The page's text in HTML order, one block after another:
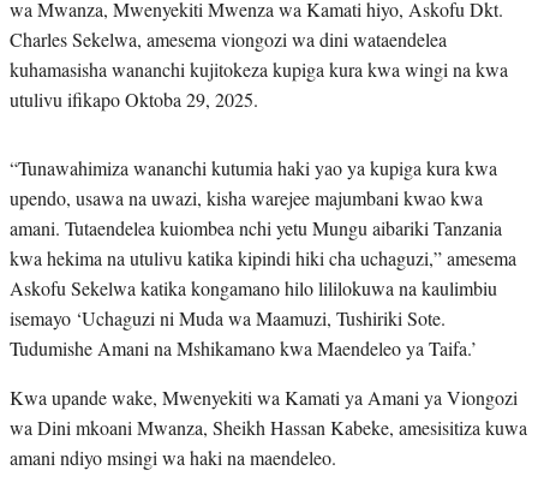
wa Mwanza, Mwenyekiti Mwenza wa Kamati hiyo, Askofu Dkt.
Charles Sekelwa, amesema viongozi wa dini wataendelea
kuhamasisha wananchi kujitokeza kupiga kura kwa wingi na kwa
utulivu ifikapo Oktoba 29, 2025.
“Tunawahimiza wananchi kutumia haki yao ya kupiga kura kwa
upendo, usawa na uwazi, kisha warejee majumbani kwao kwa
amani. Tutaendelea kuiombea nchi yetu Mungu aibariki Tanzania
kwa hekima na utulivu katika kipindi hiki cha uchaguzi,” amesema
Askofu Sekelwa katika kongamano hilo lililokuwa na kaulimbiu
isemayo ‘Uchaguzi ni Muda wa Maamuzi, Tushiriki Sote.
Tudumishe Amani na Mshikamano kwa Maendeleo ya Taifa.’
Kwa upande wake, Mwenyekiti wa Kamati ya Amani ya Viongozi
wa Dini mkoani Mwanza, Sheikh Hassan Kabeke, amesisitiza kuwa
amani ndiyo msingi wa haki na maendeleo.